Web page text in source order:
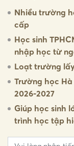
Nhiều trường
cấp
Học sinh
nhập học từ
Loạt trường
Trường học
2026-2027
Giúp học sinh
trình học tập